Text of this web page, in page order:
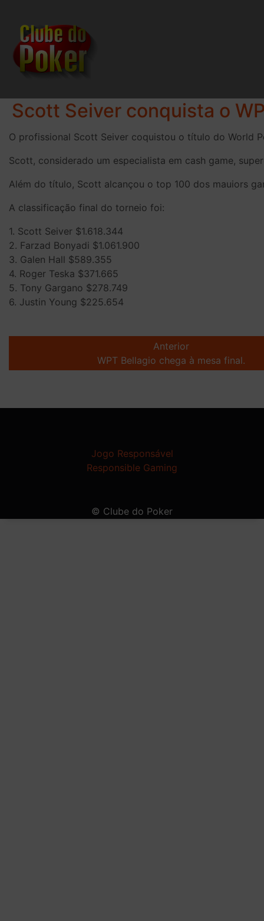
Scott Seiver conquista o
O profissional Scott Seiver coquistou o título do World
Scott, considerado um especialista em cash game,
Além do título, Scott alcançou o top 100 dos mauiors
A classificação final do torneio foi:
1. Scott Seiver $1.618.344
2. Farzad Bonyadi $1.061.900
3. Galen Hall $589.355
4. Roger Teska $371.665
5. Tony Gargano $278.749
6. Justin Young $225.654
navigation
Anterior
WPT Bellagio chega à mesa final.
Jogo Responsável
Responsible Gaming
© Clube do Poker